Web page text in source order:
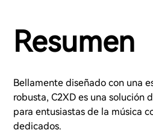
Resumen
Bellamente diseñado con una
robusta, C2XD es una solución
para entusiastas de la música
dedicados.